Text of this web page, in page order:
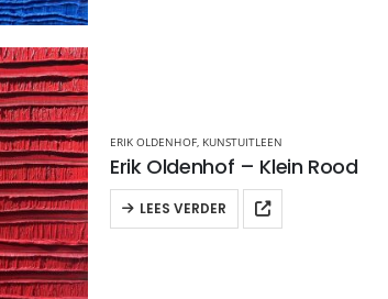
ERIK OLDENHOF, KUNSTUITLEEN
Erik Oldenhof – Klein Rood
LEES VERDER